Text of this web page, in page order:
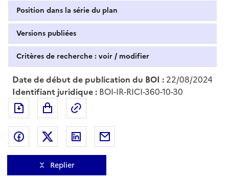
Position dans la série du plan
Versions publiées
Critères de recherche : voir / modifier
Date de début de publication du BOI : 22/08/2024
Identifiant juridique : BOI-IR-RICI-360-10-30
Exporter le document au format pdf
Partager sur Facebook
Partager sur Twitter
Partager sur LinkedIn
Replier